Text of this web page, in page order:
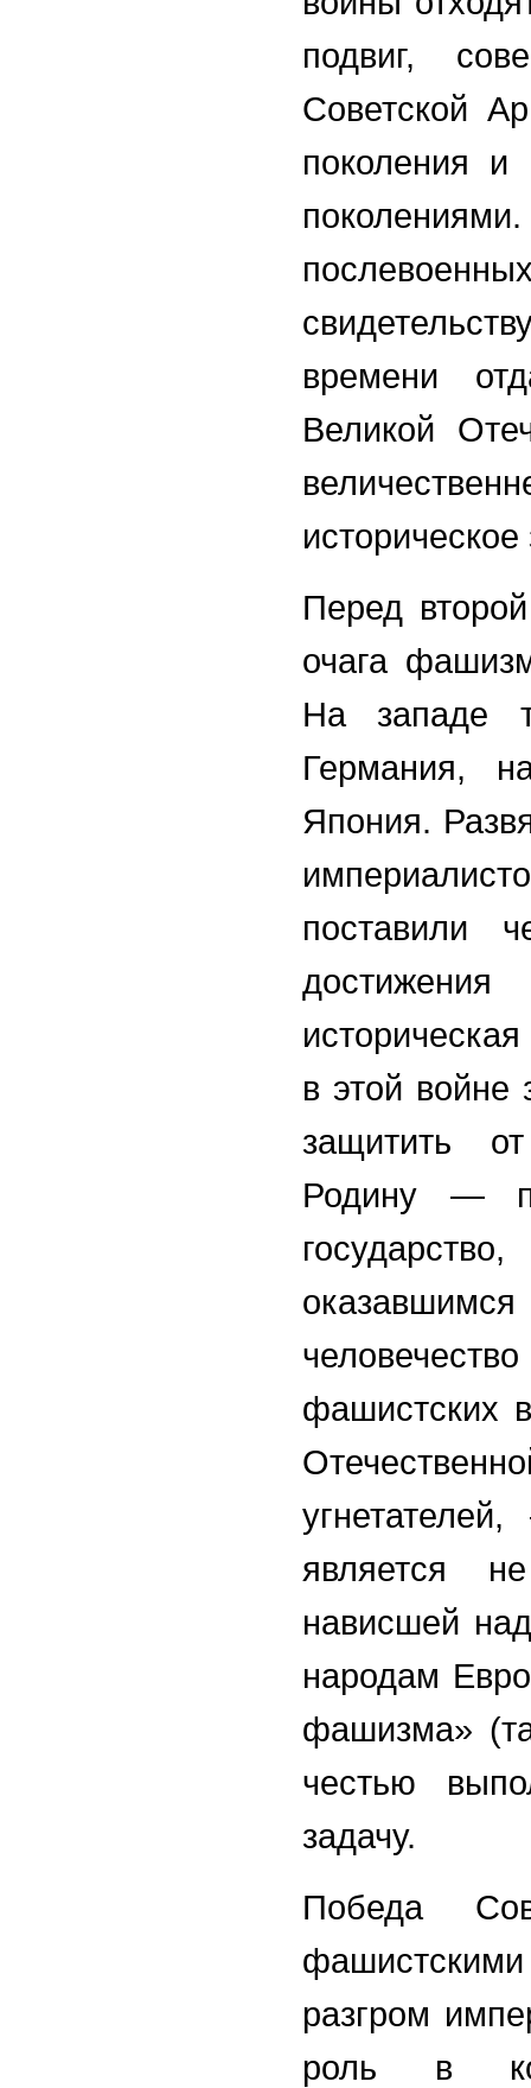
подвиг,
Советской
поколения и
времени
Великой
Перед
очага
На западе
Германия,
Япония.
поставили
в этой войне
защитить
Родину —
фашистских
является
нависшей
народам
фашизма»
честью
задачу.
Победа
разгром
роль в